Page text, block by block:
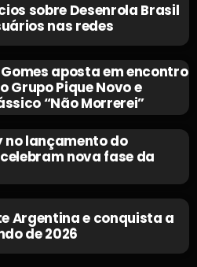
sobre Desenrola Brasil
nas redes
aposta em encontro
Grupo Pique Novo e
“Não Morrerei”
no lançamento do
nova fase da
Argentina e conquista a
de 2026